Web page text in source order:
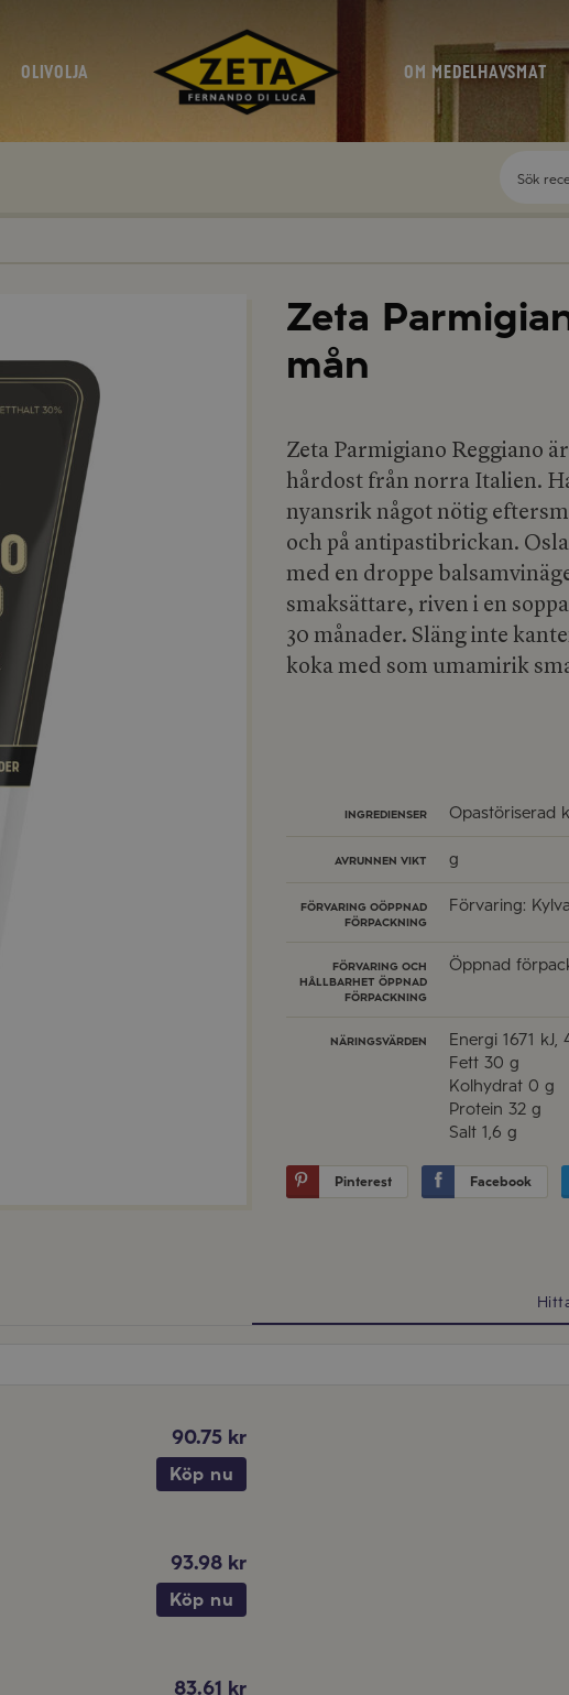
OLIVOLJA OM MEDELHAVSMAT
Zeta
mån
Zeta Parmigiano Reggiano
hårdost från norra Italien.
nyansrik något nötig
och på antipastibrickan.
med en droppe
smaksättare, riven i en
30 månader. Släng inte
koka med som umamirik
INGREDIENSER Opastöriserad
AVRUNNEN VIKT g
FÖRVARING OÖPPNAD
FÖRPACKNING
Förvaring:
FÖRVARING OCH
HÅLLBARHET ÖPPNAD
FÖRPACKNING
Öppnad
NÄRINGSVÄRDEN Energi 1671 kJ,
Fett 30 g
Kolhydrat 0 g
Protein 32 g
Salt 1,6 g
Pinterest Facebook
90.75 kr
Köp nu
93.98 kr
Köp nu
83.61 kr